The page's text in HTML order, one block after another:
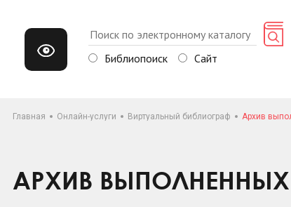
Библиопоиск Сайт
Главная Онлайн-услуги Виртуальный библиограф Архив
АРХИВ